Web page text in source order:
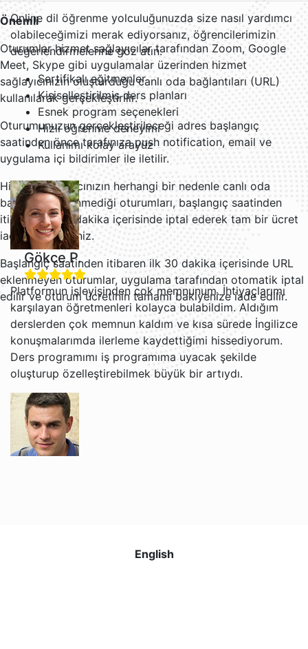
Önemli
Oturumlar hizmet sağlayıcılar tarafından Zoom, Google
Meet, Skype gibi uygulamalar üzerinden hizmet
sağlayıcınızın oluşturduğu canlı oda bağlantıları (URL)
kullanılarak gerçekleştirilir.
Oturumunuzun gerçekleştirileceği adres başlangıç
saatinden önce tarafınıza push notification, email ve
uygulama içi bildirimler ile iletilir.
Hizmet sağlayıcınızın herhangi bir nedenle canlı oda
bağlantısı eklenmediği oturumları, başlangıç saatinden
itibaren ilk 30 dakika içerisinde iptal ederek tam bir ücret
iadesi alabilirsiniz.
Başlangıç saatinden itibaren ilk 30 dakika içerisinde URL
eklenmeyen oturumlar, uygulama tarafından otomatik iptal
edilir ve oturum ücretinin tamamı bakiyenize iade edilir.
Online dil öğrenme yolculuğunuzda size nasıl yardımcı
olabileceğimizi merak ediyorsanız, öğrencilerimizin
değerlendirmelerine göz atın.
Sertifikalı eğitmenler
Kişiselleştirilmiş ders planları
Esnek program seçenekleri
Hızlı öğrenme deneyimi
Kullanımı kolay arayüz
Gökçe P.
Platformun işleyişinden çok memnunum. İhtiyaçlarımı
karşılayan öğretmenleri kolayca bulabildim. Aldığım
derslerden çok memnun kaldım ve kısa sürede İngilizce
konuşmalarımda ilerleme kaydettiğimi hissediyorum.
Ders programımı iş programıma uyacak şekilde
oluşturup özelleştirebilmek büyük bir artıydı.
sitesi kullanımı kolay ve her ders için hatırlatma
English